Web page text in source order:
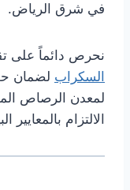
في شرق الرياض.
نحرص دائماً على
السكراب لضمان
لمعدن الرصاص
الالتزام بالمعايير